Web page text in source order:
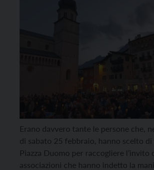
Erano davvero tante le persone che,
di sabato 25 febbraio, hanno scelto di
Piazza Duomo per raccogliere l’invito
associazioni che hanno indetto la